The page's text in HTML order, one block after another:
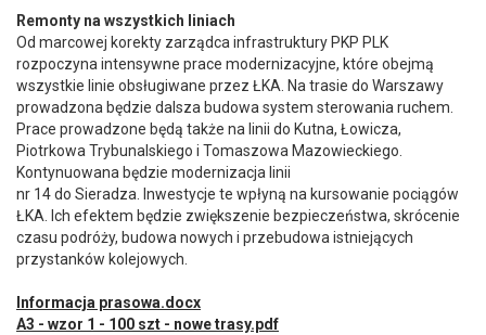
Remonty na wszystkich liniach
Od marcowej korekty zarządca infrastruktury PKP PLK
rozpoczyna intensywne prace modernizacyjne, które obejmą
wszystkie linie obsługiwane przez ŁKA. Na trasie do Warszawy
prowadzona będzie dalsza budowa system sterowania ruchem.
Prace prowadzone będą także na linii do Kutna, Łowicza,
Piotrkowa Trybunalskiego i Tomaszowa Mazowieckiego.
Kontynuowana będzie modernizacja linii
nr 14 do Sieradza. Inwestycje te wpłyną na kursowanie pociągów
ŁKA. Ich efektem będzie zwiększenie bezpieczeństwa, skrócenie
czasu podróży, budowa nowych i przebudowa istniejących
przystanków kolejowych.
Informacja prasowa.docx
A3 - wzor 1 - 100 szt - nowe trasy.pdf